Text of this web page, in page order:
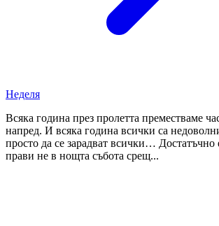
Неделя
Всяка година през пролетта преместваме
напред. И всяка година всички са
просто да се зарадват всички… Достатъчно
прави не в нощта събота срещ...